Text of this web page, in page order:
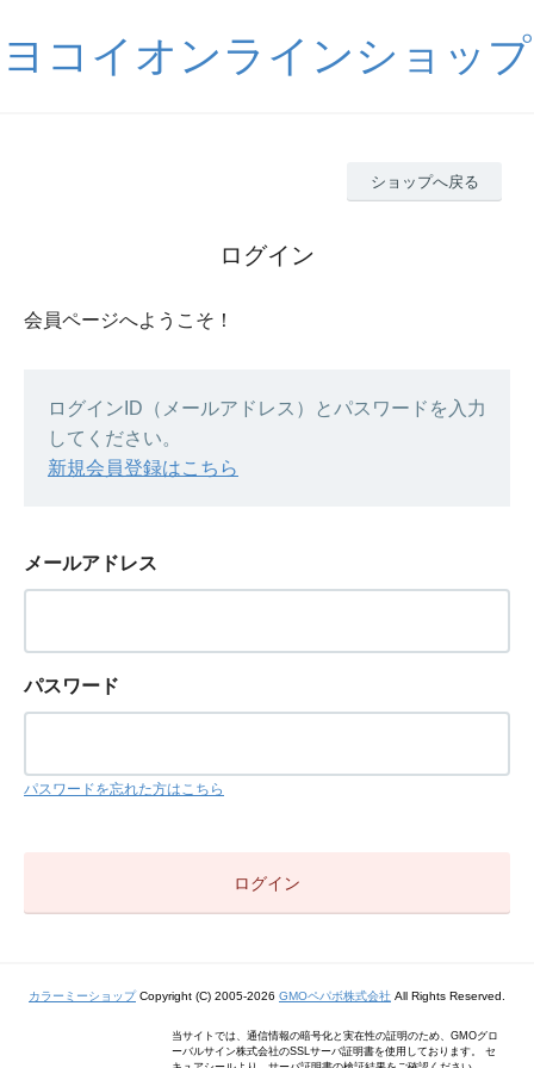
ヨコイオンラインショップ
ショップへ戻る
ログイン
会員ページへようこそ！
ログインID（メールアドレス）とパスワードを入力
してください。
新規会員登録はこちら
メールアドレス
パスワード
パスワードを忘れた方はこちら
カラーミーショップCopyright (C) 2005-2026 GMOペパボ株式会社 All Rights Reserved.
当サイトでは、通信情報の暗号化と実在性の証明のため、GMOグロ
ーバルサイン株式会社のSSLサーバ証明書を使用しております。 セ